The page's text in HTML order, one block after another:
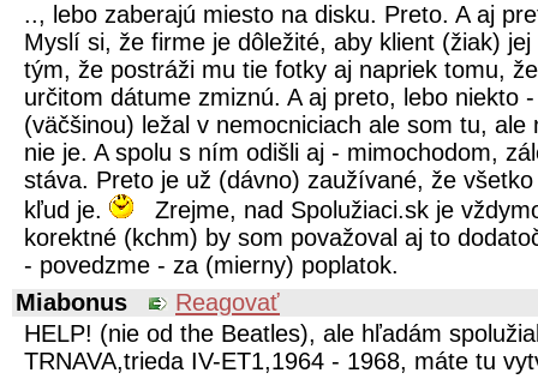
.., lebo zaberajú miesto na disku. Preto. A aj
Myslí si, že firme je dôležité, aby klient (žiak)
tým, že postráži mu tie fotky aj napriek tomu,
určitom dátume zmiznú. A aj preto, lebo niekto
(väčšinou) ležal v nemocniciach ale som tu, ale
nie je. A spolu s ním odišli aj - mimochodom,
stáva. Preto je už (dávno) zaužívané, že
kľud je.
Zrejme, nad Spolužiaci.sk je
korektné (kchm) by som považoval aj to
- povedzme - za (mierny) poplatok.
Miabonus
Reagovať
HELP! (nie od the Beatles), ale hľadám
TRNAVA,trieda IV-ET1,1964 - 1968, máte tu